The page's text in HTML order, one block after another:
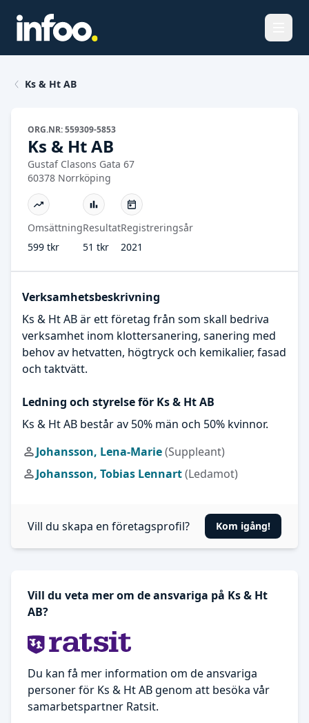
Ks & Ht AB
ORG.NR: 559309-5853
Ks & Ht AB
Gustaf Clasons Gata 67
60378 Norrköping
Omsättning
599 tkr
Resultat
51 tkr
Registreringsår
2021
Verksamhetsbeskrivning
Ks & Ht AB är ett företag från som skall bedriva
verksamhet inom klottersanering, sanering med
behov av hetvatten, högtryck och kemikalier, fasad
och taktvätt.
Ledning och styrelse för Ks & Ht AB
Ks & Ht AB består av 50% män och 50% kvinnor.
Johansson, Lena-Marie(Suppleant)
Johansson, Tobias Lennart(Ledamot)
Vill du skapa en företagsprofil? Kom igång!
Vill du veta mer om de ansvariga på Ks & Ht
AB?
Du kan få mer information om de ansvariga
personer för Ks & Ht AB genom att besöka vår
samarbetspartner Ratsit.